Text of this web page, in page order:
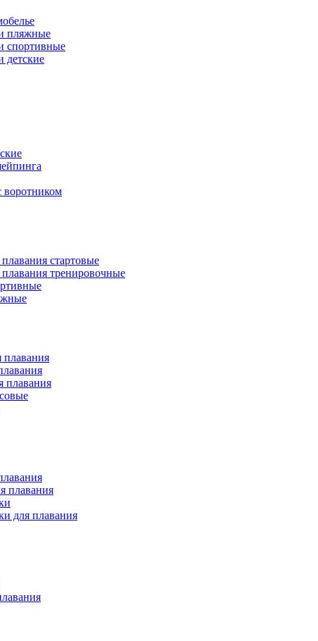
пляжные
спортивные
детские
воротником
стартовые
тренировочные
плавания
плавания
плавания
для плавания